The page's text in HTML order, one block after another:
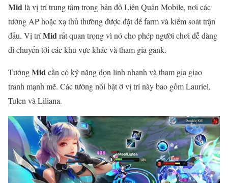
Midlà vị trí trung tâm trong bản đồ Liên Quân Mobile, nơi các
tướng AP hoặc xạ thủ thường được đặt để farm và kiểm soát trận
đấu. Vị tríMidrất quan trọng vì nó cho phép người chơi dễ dàng
di chuyển tới các khu vực khác và tham gia gank.
TướngMidcần có kỹ năng dọn lính nhanh và tham gia giao
tranh mạnh mẽ. Các tướng nổi bật ở vị trí này bao gồm Lauriel,
Tulen và Liliana.